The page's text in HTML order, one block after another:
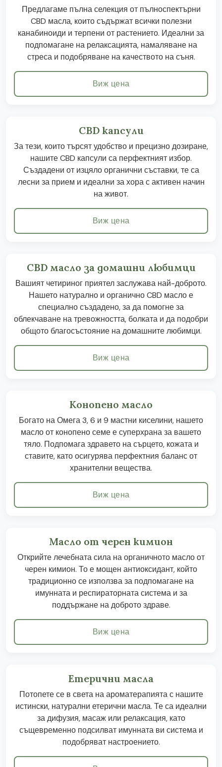
Предлагаме пълна селекция от пълноспектърни
CBD масла, които съдържат всички полезни
канабиноиди и терпени от растението. Идеални за
подпомагане на релаксацията, намаляване на
стреса и подобряване на качеството на съня.
Виж цена
CBD капсули
За тези, които търсят удобство и прецизно дозиране,
нашите CBD капсули са перфектният избор.
Създадени от изцяло органични съставки, те са
лесни за прием и идеални за хора с активен начин
на живот.
Виж цена
CBD масло за домашни любимци
Вашият четириног приятел заслужава най-доброто.
Нашето натурално и органично CBD масло е
специално създадено, за да помогне за
облекчаване на тревожността, болката и да подобри
общото благосъстояние на домашните любимци.
Виж цена
Конопено масло
Богато на Омега 3, 6 и 9 мастни киселини, нашето
масло от конопено семе е суперхрана за вашето
тяло. Подпомага здравето на сърцето, кожата и
ставите, като осигурява перфектния баланс от
хранителни вещества.
Виж цена
Масло от черен кимион
Открийте лечебната сила на органичното масло от
черен кимион. То е мощен антиоксидант, който
традиционно се използва за подпомагане на
имунната и респираторната система и за
поддържане на доброто здраве.
Виж цена
Етерични масла
Потопете се в света на ароматерапията с нашите
истински, натурални етерични масла. Те са идеални
за дифузия, масаж или релаксация, като
същевременно подсилват имунната ви система и
подобряват настроението.